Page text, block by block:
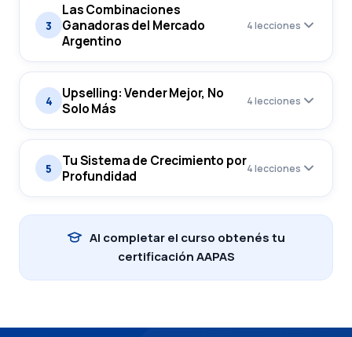
3
Las Combinaciones
Ganadoras del Mercado
Argentino
4 lecciones
4
Upselling: Vender Mejor, No
Solo Más
4 lecciones
5
Tu Sistema de Crecimiento por
Profundidad
4 lecciones
Al completar el curso obtenés tu
certificación AAPAS